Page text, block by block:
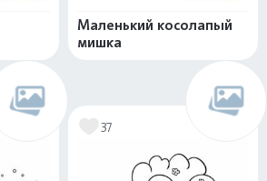
Маленький косолапый
мишка
37